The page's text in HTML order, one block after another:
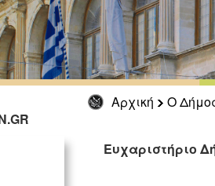
Αρχική Ο
Ευχαριστήριο